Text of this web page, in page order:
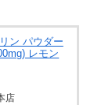
ン パウダー
レモン
店